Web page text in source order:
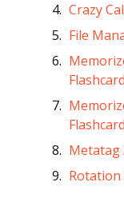
Crazy
File
Metatag